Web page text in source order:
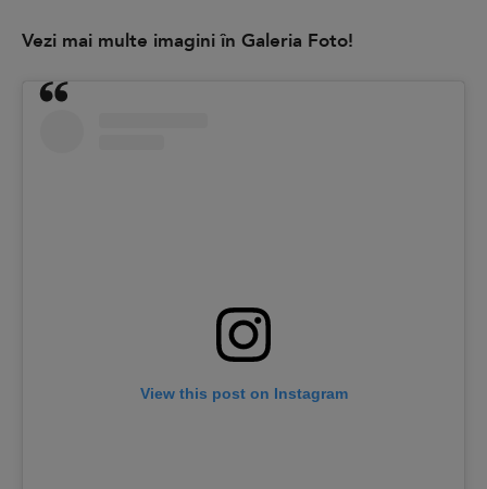
Vezi mai multe imagini în Galeria Foto!
View this post on Instagram